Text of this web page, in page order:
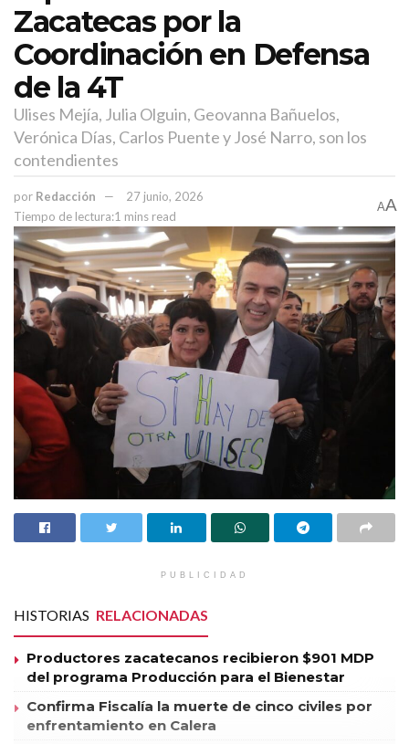
Zacatecas por la
Coordinación en Defensa
de la 4T
Ulises Mejía, Julia Olguin, Geovanna Bañuelos,
Verónica Días, Carlos Puente y José Narro, son los
contendientes
por Redacción
27 junio, 2026
Tiempo de lectura:1 mins read
AA
PUBLICIDAD
HISTORIAS RELACIONADAS
Productores zacatecanos recibieron $901 MDP
del programa Producción para el Bienestar
Confirma Fiscalía la muerte de cinco civiles por
enfrentamiento en Calera